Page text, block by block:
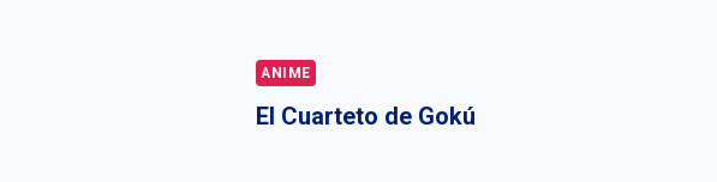
ANIME
El Cuarteto de Gokú